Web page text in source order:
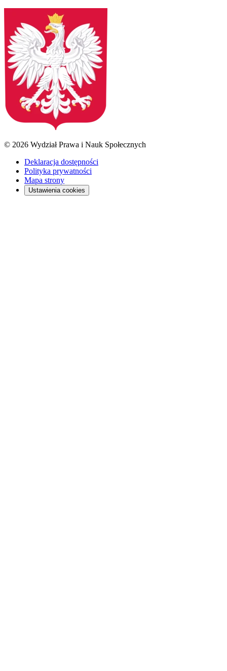
© 2026 Wydział Prawa i Nauk Społecznych
Deklaracja dostępności
Polityka prywatności
Mapa strony
Ustawienia cookies